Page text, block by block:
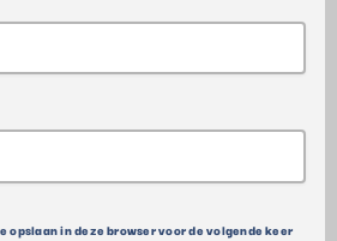
opslaan in deze browser voor de volgende keer